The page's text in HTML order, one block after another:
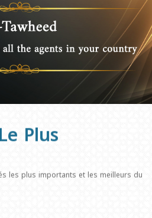
Plus
les plus importants et les meilleurs du